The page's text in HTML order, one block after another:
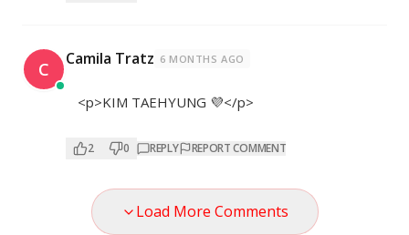
C Camila Tratz 6 MONTHS AGO
<p>KIM TAEHYUNG 💜</p>
2 0 REPLY REPORT COMMENT
Load More Comments